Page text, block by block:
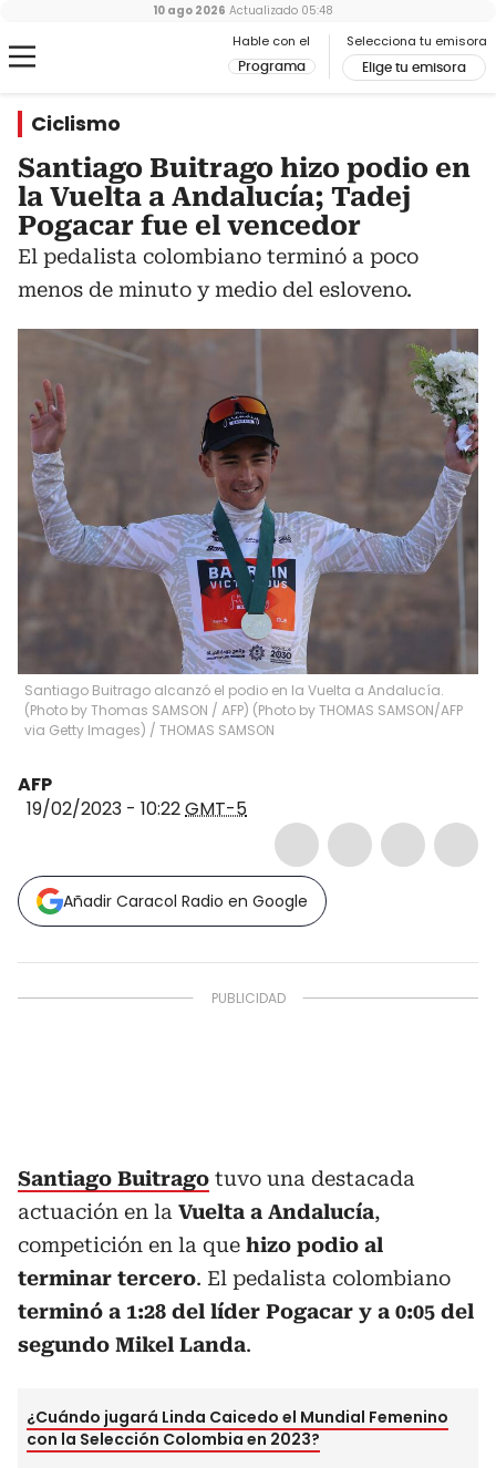
Hable con el
Programa
Selecciona tu emisora
Elige tu emisora
10 ago 2026 Actualizado 05:48
Ciclismo
Santiago Buitrago hizo podio en
la Vuelta a Andalucía; Tadej
Pogacar fue el vencedor
El pedalista colombiano terminó a poco
menos de minuto y medio del esloveno.
Santiago Buitrago alcanzó el podio en la Vuelta a Andalucía.
(Photo by Thomas SAMSON / AFP) (Photo by THOMAS SAMSON/AFP
via Getty Images) / THOMAS SAMSON
AFP
19/02/2023 - 10:22GMT-5
Añadir Caracol Radio en Google
Santiago Buitrago tuvo una destacada
actuación en la Vuelta a Andalucía,
competición en la que hizo podio al
terminar tercero. El pedalista colombiano
terminó a 1:28 del líder Pogacar y a 0:05 del
segundo Mikel Landa.
¿Cuándo jugará Linda Caicedo el Mundial Femenino
con la Selección Colombia en 2023?